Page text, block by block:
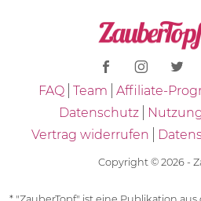
FAQ Team Affiliate-
Datenschutz
Vertrag widerrufen
Copyright © 2026 -